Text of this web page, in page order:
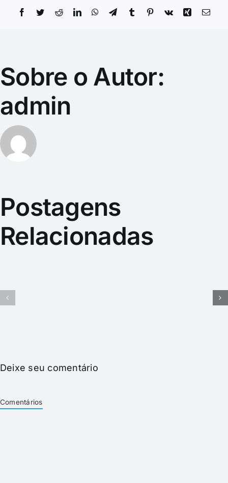
Facebook
TwitterRedditLinkedInWhatsApp
TelegramTumblr Pinterest
Vk Xing E-
Sobre o Autor:
admin
Postagens
Relacionadas
Deixe seu comentário
Comentários